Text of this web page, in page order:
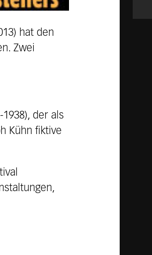
hat den
Zwei
der als
Kühn fiktive